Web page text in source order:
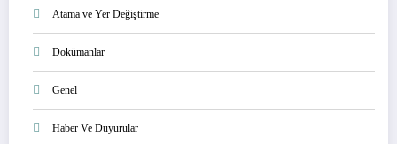
Atama ve Yer Değiştirme
Dokümanlar
Genel
Haber Ve Duyurular